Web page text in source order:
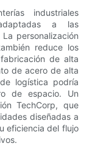
industriales
a las
personalización
reduce los
de alta
de acero de alta
logística podría
de espacio. Un
TechCorp, que
diseñadas a
eficiencia del flujo